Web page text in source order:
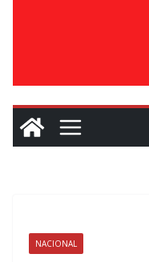
NACIONAL